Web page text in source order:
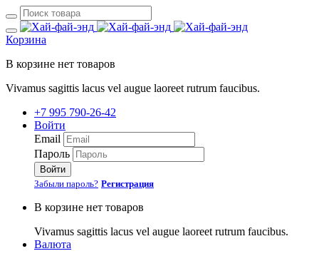
Корзина
В корзине нет товаров
Vivamus sagittis lacus vel augue laoreet rutrum faucibus.
+7 995 790-26-42
Войти
Email
Пароль
Войти
Забыли пароль? Регистрация
В корзине нет товаров
Vivamus sagittis lacus vel augue laoreet rutrum faucibus.
Валюта